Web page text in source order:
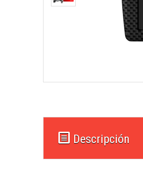
Descripción